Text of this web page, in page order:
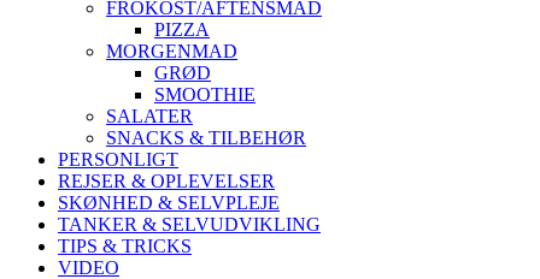
FROKOST/AFTENSMAD
PIZZA
MORGENMAD
GRØD
SMOOTHIE
SALATER
SNACKS & TILBEHØR
PERSONLIGT
REJSER & OPLEVELSER
SKØNHED & SELVPLEJE
TANKER & SELVUDVIKLING
TIPS & TRICKS
VIDEO